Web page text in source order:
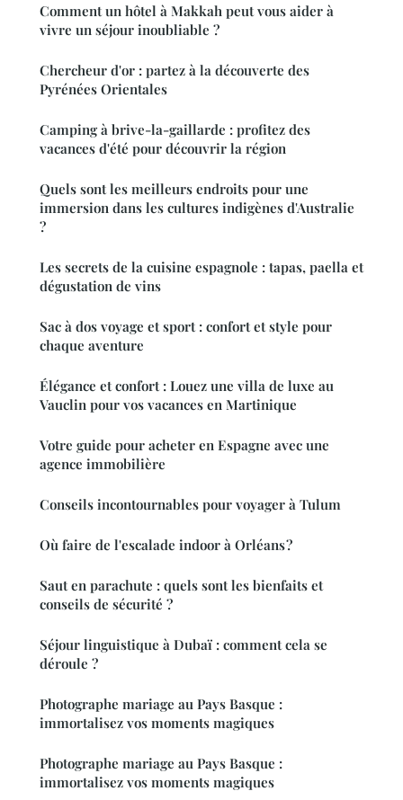
Comment un hôtel à Makkah peut vous aider à
vivre un séjour inoubliable ?
Chercheur d'or : partez à la découverte des
Pyrénées Orientales
Camping à brive-la-gaillarde : profitez des
vacances d'été pour découvrir la région
Quels sont les meilleurs endroits pour une
immersion dans les cultures indigènes d'Australie
?
Les secrets de la cuisine espagnole : tapas, paella et
dégustation de vins
Sac à dos voyage et sport : confort et style pour
chaque aventure
Élégance et confort : Louez une villa de luxe au
Vauclin pour vos vacances en Martinique
Votre guide pour acheter en Espagne avec une
agence immobilière
Conseils incontournables pour voyager à Tulum
Où faire de l'escalade indoor à Orléans ?
Saut en parachute : quels sont les bienfaits et
conseils de sécurité ?
Séjour linguistique à Dubaï : comment cela se
déroule ?
Photographe mariage au Pays Basque :
immortalisez vos moments magiques
Photographe mariage au Pays Basque :
immortalisez vos moments magiques